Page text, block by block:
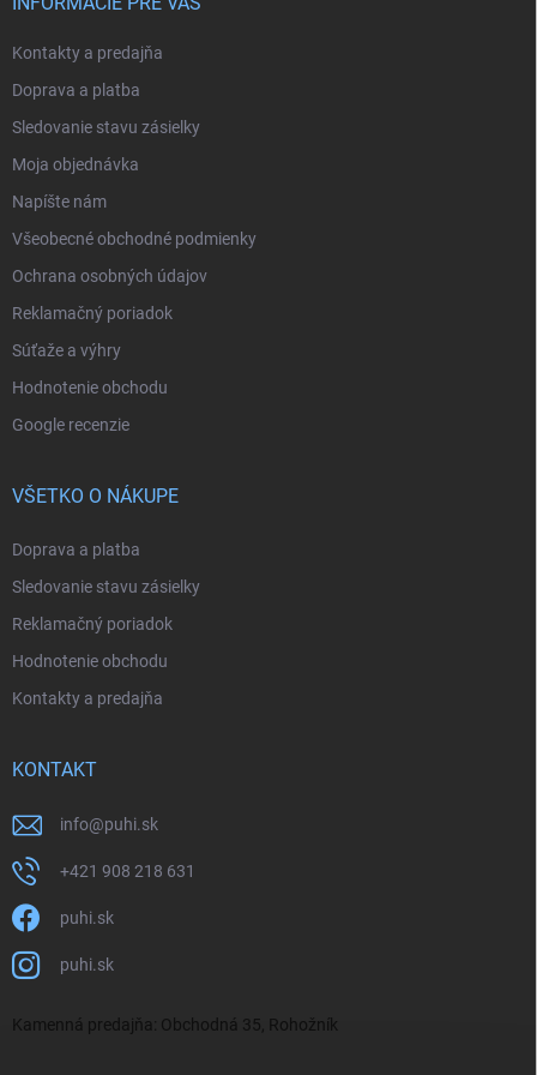
Kontakty a predajňa
Doprava a platba
Sledovanie stavu zásielky
Moja objednávka
Napíšte nám
Všeobecné obchodné podmienky
Ochrana osobných údajov
Reklamačný poriadok
Súťaže a výhry
Hodnotenie obchodu
Google recenzie
VŠETKO O NÁKUPE
Doprava a platba
Sledovanie stavu zásielky
Reklamačný poriadok
Hodnotenie obchodu
Kontakty a predajňa
KONTAKT
info@puhi.sk
+421 908 218 631
puhi.sk
puhi.sk
Kamenná predajňa: Obchodná 35, Rohožník